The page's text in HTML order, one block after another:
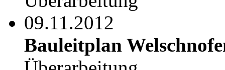
09.11.2012
Bauleitplan